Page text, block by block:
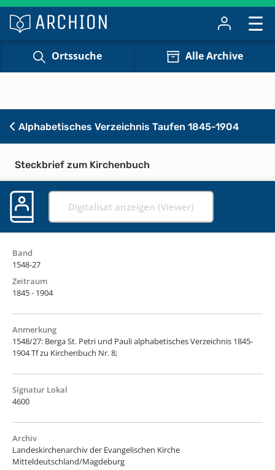
Ortssuche Alle Archive
Alphabetisches Verzeichnis Taufen 1845-1904
Steckbrief zum Kirchenbuch
Digitalisat anzeigen (Viewer)
Band
1548-27
Zeitraum
1845 - 1904
Anmerkung
1548/27: Berga St. Petri und Pauli alphabetisches Verzeichnis 1845-
1904 Tf zu Kirchenbuch Nr. 8;
Signatur Lokal
4600
Archiv
Landeskirchenarchiv der Evangelischen Kirche
Mitteldeutschland/Magdeburg